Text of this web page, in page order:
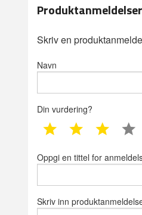
Skriv en
Navn
Din vurdering?
1 star 2 star 3 star
Oppgi en tittel for
Skriv inn